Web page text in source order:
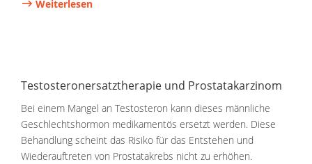
Weiterlesen
Testosteronersatztherapie und Prostatakarzinom
Bei einem Mangel an Testosteron kann dieses männliche
Geschlechtshormon medikamentös ersetzt werden. Diese
Behandlung scheint das Risiko für das Entstehen und
Wiederauftreten von Prostatakrebs nicht zu erhöhen.